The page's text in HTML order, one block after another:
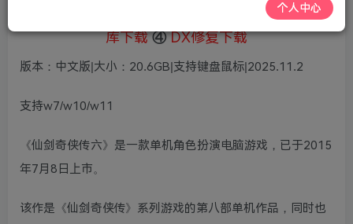
③ 游戏运行
库下载 ④ DX修复下载
版本：中文版|大小：20.6GB|支持键盘鼠标|2025.11.2
支持w7/w10/w11
《仙剑奇侠传六》是一款单机角色扮演电脑游戏，已于2015
年7月8日上市。
该作是《仙剑奇侠传》系列游戏的第八部单机作品，同时也
个人中心